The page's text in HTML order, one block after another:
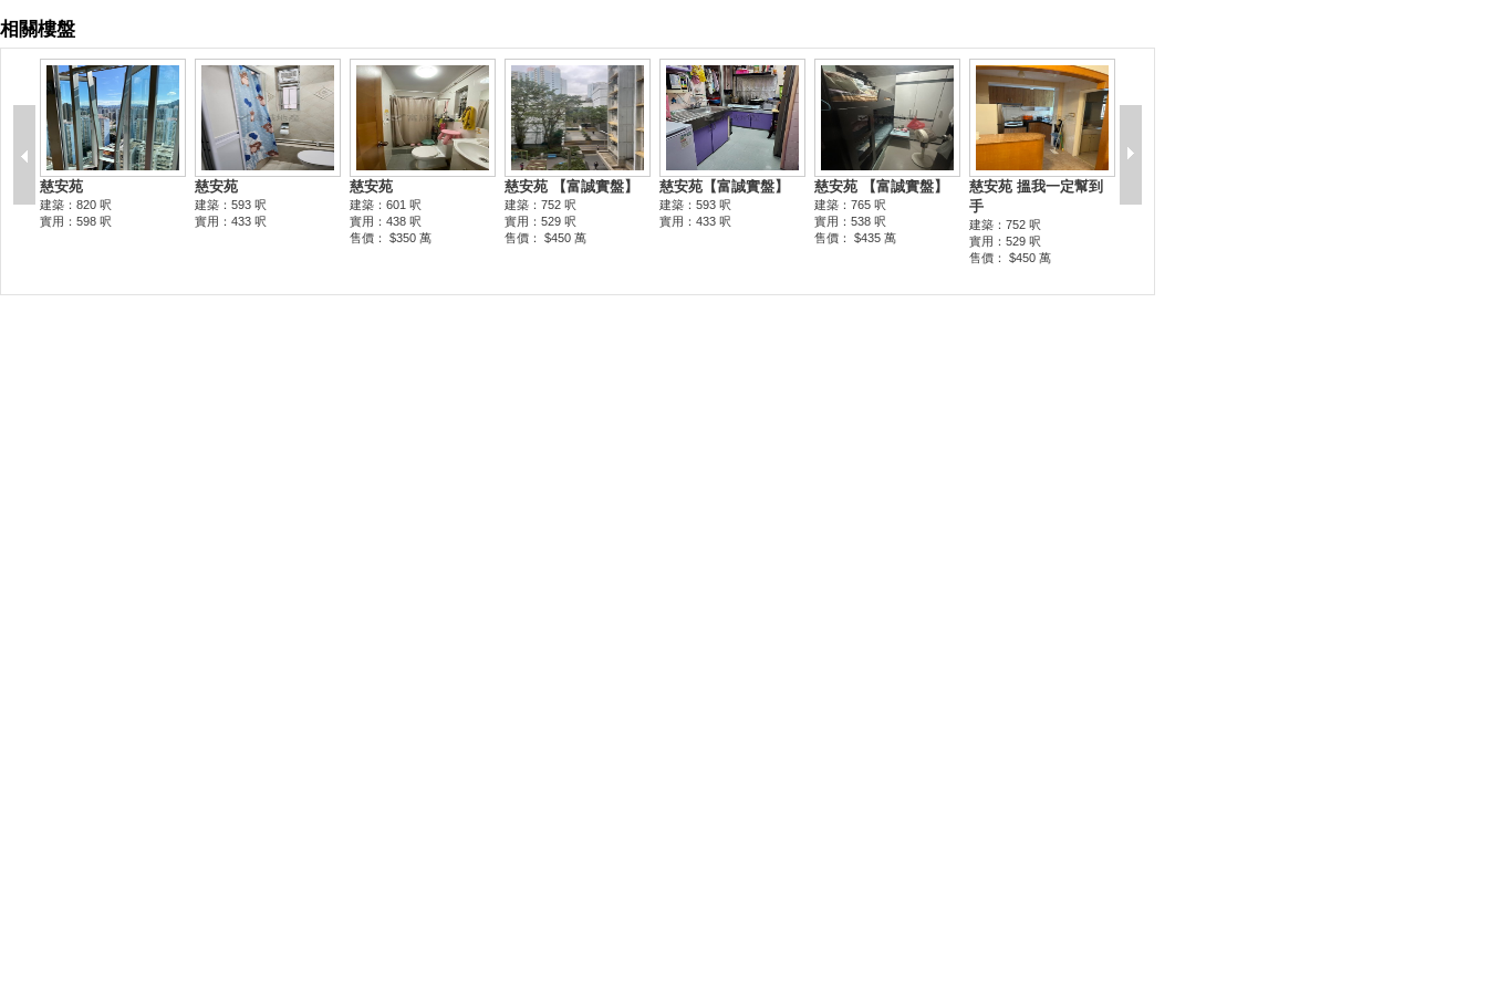
相關樓盤
慈安苑
建築：820 呎
實用：598 呎
慈安苑
建築：593 呎
實用：433 呎
慈安苑
建築：601 呎
實用：438 呎
售價： $350 萬
慈安苑 【富誠實盤】
建築：752 呎
實用：529 呎
售價： $450 萬
慈安苑【富誠實盤】
建築：593 呎
實用：433 呎
慈安苑 【富誠實盤】
建築：765 呎
實用：538 呎
售價： $435 萬
慈安苑 搵我一定幫到
手
建築：752 呎
實用：529 呎
售價： $450 萬